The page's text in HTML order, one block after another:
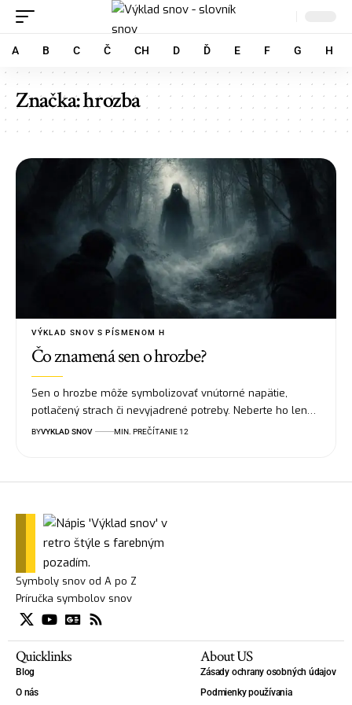
A B C Č CH D Ď E F G H
Značka:hrozba
VÝKLAD SNOV S PÍSMENOM H
Čo znamená sen o hrozbe?
Sen o hrozbe môže symbolizovať vnútorné napätie,
potlačený strach či nevyjadrené potreby. Neberte ho len…
BYVYKLAD SNOV MIN. PREČÍTANIE 12
Symboly snov od A po Z
Príručka symbolov snov
Quicklinks
Blog
O nás
About US
Zásady ochrany osobných údajov
Podmienky používania